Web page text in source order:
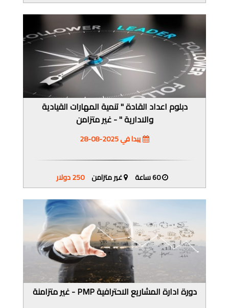
دبلوم اعداد القادة " تنمية المهارات القيادية
والادارية " - غير متزامن
يبدا في 2025-08-28
60 ساعة غير متزامن 250 دولار
دورة ادارة المشاريع الاحترافية PMP - غير متزامنة